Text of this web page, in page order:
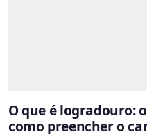
O que é logradouro:
como preencher o